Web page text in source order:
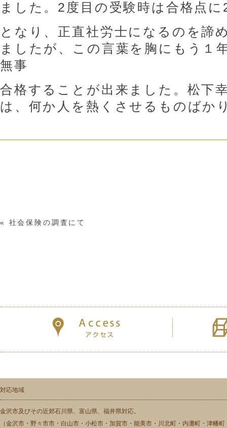
ました。2度目の受験時は合格点
となり、正直社労士になるのを諦
ましたが、この言葉を胸にもう１
無事
合格することが出来ました。松下
は、何か人を熱くさせるものばか
« 社会保険の調査にて
対応地域
金沢市及びその近郊石川県、富山県、福井県対応。
（金沢市・野々市市・白山市・小松市・加賀市・能美市・川北町・内灘町・津幡